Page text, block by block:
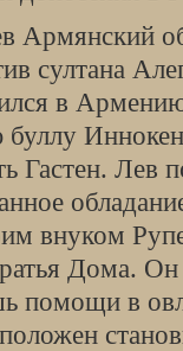
Армянский
султана
в
буллу
Гастен. Лев
внуком
Дома.
помощи в